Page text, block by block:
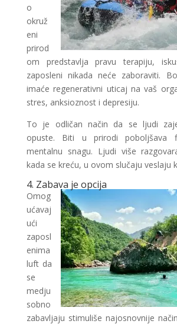
o
okruž
eni
prirod
om predstavlja pravu terapiju,
zaposleni nikada neće zaboraviti.
imaće regenerativni uticaj na vaš
stres, anksioznost i depresiju.
To je odličan način da se ljudi
opuste. Biti u prirodi poboljšava
mentalnu snagu. Ljudi više
kada se kreću, u ovom slučaju veslaju
4. Zabava je opcija
Omog
ućavaj
ući
zaposl
enima
luft da
se
medju
sobno
zabavljaju stimuliše najosnovnije